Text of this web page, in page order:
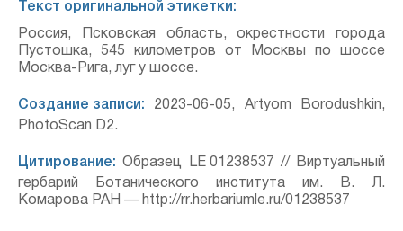
Текст оригинальной этикетки:
Россия, Псковская область, окрестности города
Пустошка, 545 километров от Москвы по шоссе
Москва-Рига, луг у шоссе.
Создание записи: 2023-06-05, Artyom Borodushkin,
PhotoScan D2.
Цитирование: Образец LE 01238537 // Виртуальный
гербарий Ботанического института им. В. Л.
Комарова РАН — http://rr.herbariumle.ru/01238537